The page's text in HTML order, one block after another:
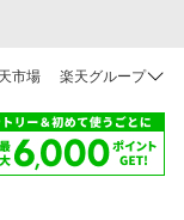
市場 楽天グループ